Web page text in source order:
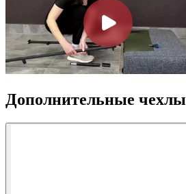
Дополнительные чехлы